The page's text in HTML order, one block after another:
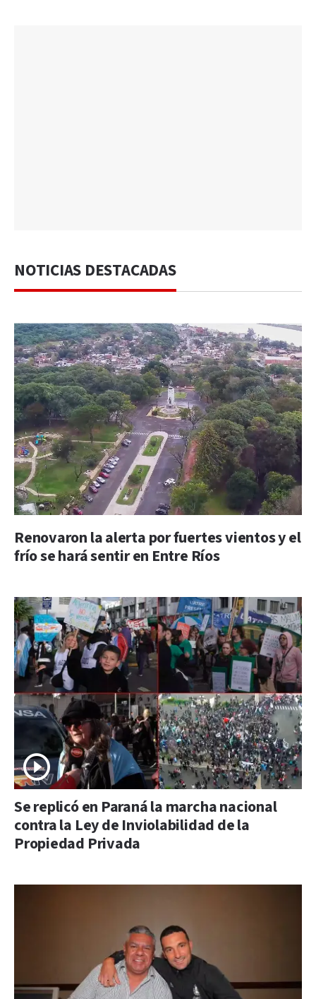
NOTICIAS DESTACADAS
Renovaron la alerta por fuertes vientos y el
frío se hará sentir en Entre Ríos
Se replicó en Paraná la marcha nacional
contra la Ley de Inviolabilidad de la
Propiedad Privada